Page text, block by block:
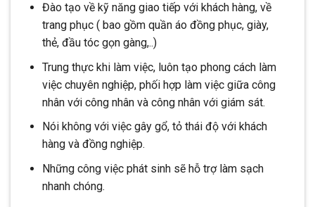
Đào tạo về kỹ năng giao tiếp với khách hàng, về
trang phục ( bao gồm quần áo đồng phục, giày,
thẻ, đầu tóc gọn gàng,..)
Trung thực khi làm việc, luôn tạo phong cách làm
việc chuyên nghiệp, phối hợp làm việc giữa công
nhân với công nhân và công nhân với giám sát.
Nói không với việc gây gổ, tỏ thái độ với khách
hàng và đồng nghiệp.
Những công việc phát sinh sẽ hỗ trợ làm sạch
nhanh chóng.